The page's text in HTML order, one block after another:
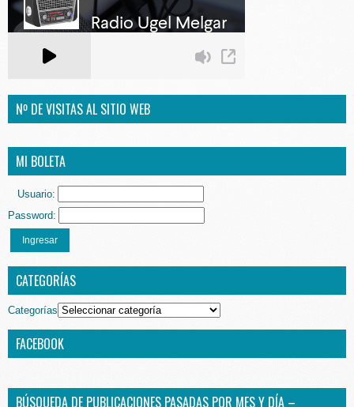
Nº DE VISITAS AL SITIO WEB
MI BOLETA
Usuario:
Password:
Ingresar
CATEGORÍAS
Categorías
FACEBOOK
BÚSQUEDA DE PUBLICACIONES PASADAS POR MES Y DÍA –